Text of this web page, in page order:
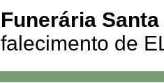
Funerária
falecimento de